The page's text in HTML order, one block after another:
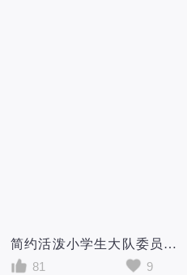
简约活泼小学生大队委员请投我一票竞选海报
81
9